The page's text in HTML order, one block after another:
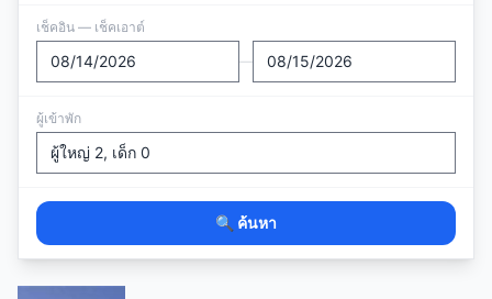
เช็คอิน — เช็คเอาต์
—
ผู้เข้าพัก
🔍 ค้นหา